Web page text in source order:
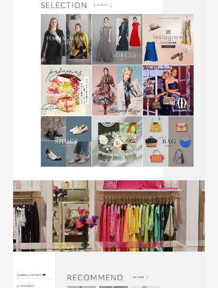
印刷物
#アパレル・ファッション
#カタログ
磐田商工会議所様 磐田市商店
印刷物
#公共・行政・団体
#磐田
#チラシ